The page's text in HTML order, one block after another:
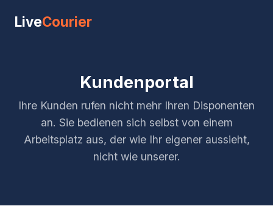
LiveCourier
Kundenportal
Ihre Kunden rufen nicht mehr Ihren Disponenten
an. Sie bedienen sich selbst von einem
Arbeitsplatz aus, der wie Ihr eigener aussieht,
nicht wie unserer.